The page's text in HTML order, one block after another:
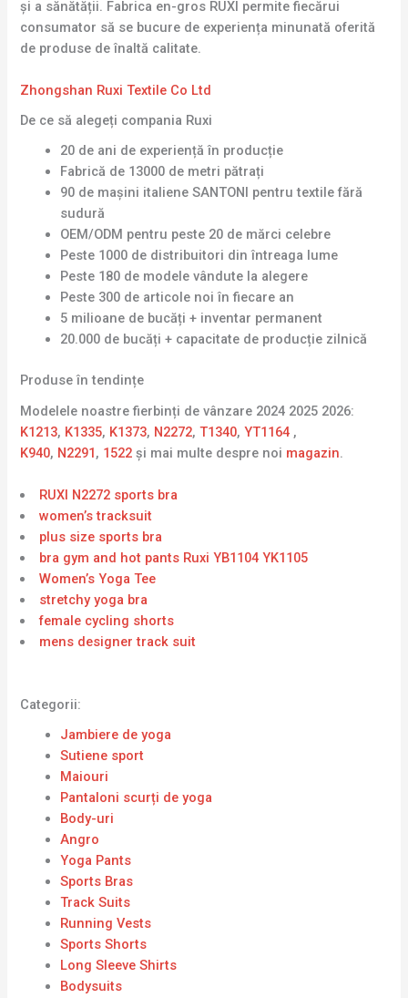
și a sănătății. Fabrica en-gros RUXI permite fiecărui
consumator să se bucure de experiența minunată oferită
de produse de înaltă calitate.
Zhongshan Ruxi Textile Co Ltd
De ce să alegeți compania Ruxi
20 de ani de experiență în producție
Fabrică de 13000 de metri pătrați
90 de mașini italiene SANTONI pentru textile fără
sudură
OEM/ODM pentru peste 20 de mărci celebre
Peste 1000 de distribuitori din întreaga lume
Peste 180 de modele vândute la alegere
Peste 300 de articole noi în fiecare an
5 milioane de bucăți + inventar permanent
20.000 de bucăți + capacitate de producție zilnică
Produse în tendințe
Modelele noastre fierbinți de vânzare 2024 2025 2026:
K1213, K1335, K1373, N2272,T1340,YT1164 ,
K940, N2291, 1522și mai multe despre noi magazin.
RUXI N2272 sports bra
women’s tracksuit
plus size sports bra
bra gym and hot pants Ruxi YB1104 YK1105
Women’s Yoga Tee
stretchy yoga bra
female cycling shorts
mens designer track suit
Categorii:
Jambiere de yoga
Sutiene sport
Maiouri
Pantaloni scurți de yoga
Body-uri
Angro
Yoga Pants
Sports Bras
Track Suits
Running Vests
Sports Shorts
Long Sleeve Shirts
Bodysuits